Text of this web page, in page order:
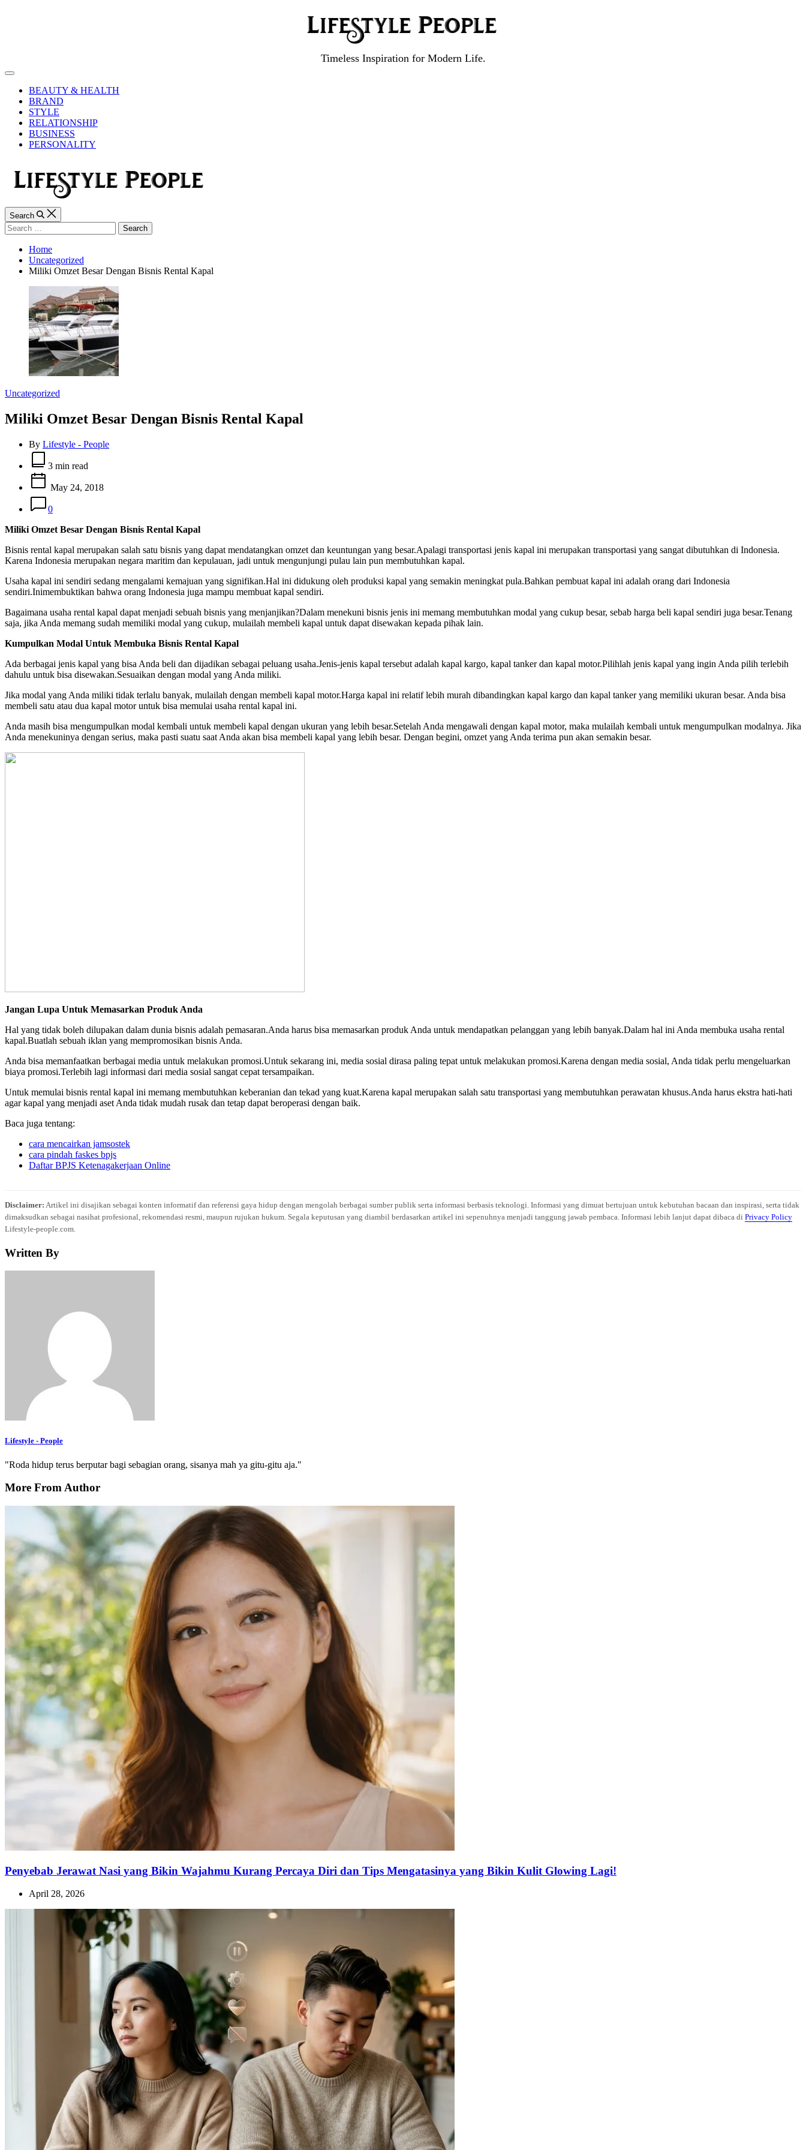
Timeless Inspiration for Modern Life.
Off
CanvasBEAUTY & HEALTH
BRAND
STYLE
RELATIONSHIP
BUSINESS
PERSONALITY
Search
Search
for:
Home
Uncategorized
Miliki Omzet Besar Dengan Bisnis Rental Kapal
Categories
Uncategorized
Miliki Omzet Besar Dengan Bisnis Rental Kapal
By Lifestyle - People
Estimated
read
time
3 min read
May 24, 2018
0
Miliki Omzet Besar Dengan Bisnis Rental Kapal
Bisnis rental kapal merupakan salah satu bisnis yang dapat mendatangkan omzet dan keuntungan yang besar.Apalagi transportasi jenis kapal ini merupakan transportasi yang sangat dibutuhkan di Indonesia.
Karena Indonesia merupakan negara maritim dan kepulauan, jadi untuk mengunjungi pulau lain pun membutuhkan kapal.
Usaha kapal ini sendiri sedang mengalami kemajuan yang signifikan.Hal ini didukung oleh produksi kapal yang semakin meningkat pula.Bahkan pembuat kapal ini adalah orang dari Indonesia
sendiri.Inimembuktikan bahwa orang Indonesia juga mampu membuat kapal sendiri.
Bagaimana usaha rental kapal dapat menjadi sebuah bisnis yang menjanjikan?Dalam menekuni bisnis jenis ini memang membutuhkan modal yang cukup besar, sebab harga beli kapal sendiri juga besar.Tenang
saja, jika Anda memang sudah memiliki modal yang cukup, mulailah membeli kapal untuk dapat disewakan kepada pihak lain.
Kumpulkan Modal Untuk Membuka Bisnis Rental Kapal
Ada berbagai jenis kapal yang bisa Anda beli dan dijadikan sebagai peluang usaha.Jenis-jenis kapal tersebut adalah kapal kargo, kapal tanker dan kapal motor.Pilihlah jenis kapal yang ingin Anda pilih terlebih
dahulu untuk bisa disewakan.Sesuaikan dengan modal yang Anda miliki.
Jika modal yang Anda miliki tidak terlalu banyak, mulailah dengan membeli kapal motor.Harga kapal ini relatif lebih murah dibandingkan kapal kargo dan kapal tanker yang memiliki ukuran besar. Anda bisa
membeli satu atau dua kapal motor untuk bisa memulai usaha rental kapal ini.
Anda masih bisa mengumpulkan modal kembali untuk membeli kapal dengan ukuran yang lebih besar.Setelah Anda mengawali dengan kapal motor, maka mulailah kembali untuk mengumpulkan modalnya. Jika
Anda menekuninya dengan serius, maka pasti suatu saat Anda akan bisa membeli kapal yang lebih besar. Dengan begini, omzet yang Anda terima pun akan semakin besar.
Jangan Lupa Untuk Memasarkan Produk Anda
Hal yang tidak boleh dilupakan dalam dunia bisnis adalah pemasaran.Anda harus bisa memasarkan produk Anda untuk mendapatkan pelanggan yang lebih banyak.Dalam hal ini Anda membuka usaha rental
kapal.Buatlah sebuah iklan yang mempromosikan bisnis Anda.
Anda bisa memanfaatkan berbagai media untuk melakukan promosi.Untuk sekarang ini, media sosial dirasa paling tepat untuk melakukan promosi.Karena dengan media sosial, Anda tidak perlu mengeluarkan
biaya promosi.Terlebih lagi informasi dari media sosial sangat cepat tersampaikan.
Untuk memulai bisnis rental kapal ini memang membutuhkan keberanian dan tekad yang kuat.Karena kapal merupakan salah satu transportasi yang membutuhkan perawatan khusus.Anda harus ekstra hati-hati
agar kapal yang menjadi aset Anda tidak mudah rusak dan tetap dapat beroperasi dengan baik.
Baca juga tentang:
cara mencairkan jamsostek
cara pindah faskes bpjs
Daftar BPJS Ketenagakerjaan Online
Disclaimer: Artikel ini disajikan sebagai konten informatif dan referensi gaya hidup dengan mengolah berbagai sumber publik serta informasi berbasis teknologi. Informasi yang dimuat bertujuan untuk kebutuhan bacaan dan inspirasi, serta tidak
dimaksudkan sebagai nasihat profesional, rekomendasi resmi, maupun rujukan hukum. Segala keputusan yang diambil berdasarkan artikel ini sepenuhnya menjadi tanggung jawab pembaca. Informasi lebih lanjut dapat dibaca di Privacy Policy
Lifestyle-people.com.
Written By
Lifestyle - People
"Roda hidup terus berputar bagi sebagian orang, sisanya mah ya gitu-gitu aja."
More From Author
Penyebab Jerawat Nasi yang Bikin Wajahmu Kurang Percaya Diri dan Tips Mengatasinya yang Bikin Kulit Glowing Lagi!
April 28, 2026